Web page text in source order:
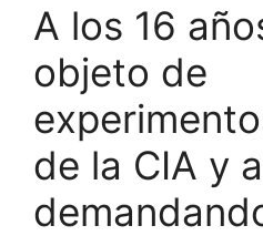
A los 16
objeto de
de la CIA y